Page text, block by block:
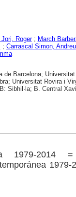
Roger; March
; Carrascal Simon, Andreu
de Barcelona;
Universitat Rovira i
Sibhil·la; B. Central
1979-2014 =
1979-